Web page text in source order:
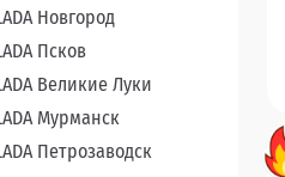
Новгород
Псков
Великие Луки
Мурманск
Петрозаводск